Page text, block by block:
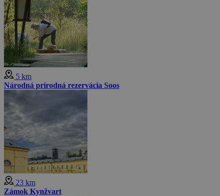
5 km
Národná prírodná rezervácia Soos
23 km
Zámok Kynžvart